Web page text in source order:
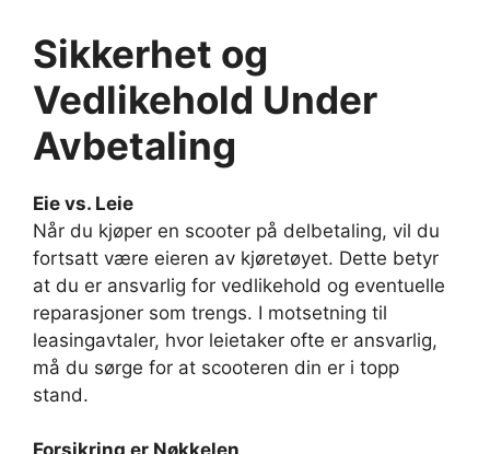
Sikkerhet og
Vedlikehold Under
Avbetaling
Eie vs. Leie
Når du kjøper en scooter på delbetaling, vil du
fortsatt være eieren av kjøretøyet. Dette betyr
at du er ansvarlig for vedlikehold og eventuelle
reparasjoner som trengs. I motsetning til
leasingavtaler, hvor leietaker ofte er ansvarlig,
må du sørge for at scooteren din er i topp
stand.
Forsikring er Nøkkelen